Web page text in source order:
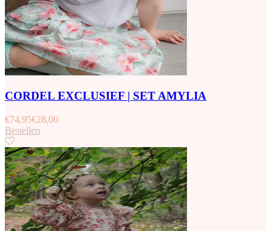
CORDEL EXCLUSIEF | SET AMYLIA
€74,95€28,00
Bestellen